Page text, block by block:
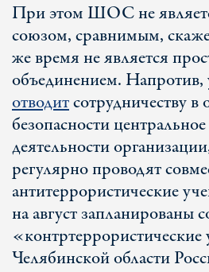
При этом ШОС не
союзом, сравнимым,
же время не является
объединением.
отводитсотрудничеству в
безопасности
деятельности
регулярно проводят
антитеррористические
на август запланированы
Челябинской области